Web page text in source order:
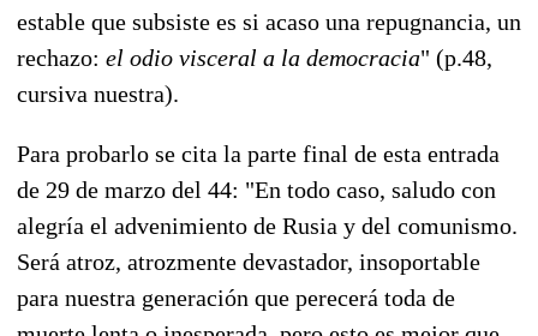
estable que subsiste es si acaso una repugnancia, un
rechazo: el odio visceral a la democracia" (p.48,
cursiva nuestra).
Para probarlo se cita la parte final de esta entrada
de 29 de marzo del 44: "En todo caso, saludo con
alegría el advenimiento de Rusia y del comunismo.
Será atroz, atrozmente devastador, insoportable
para nuestra generación que perecerá toda de